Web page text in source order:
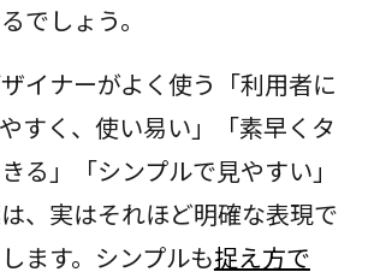
でしょう。
イナーがよく使う「利用者に
すく、使い易い」「素早くタ
る」「シンプルで見やすい」
、実はそれほど明確な表現で
ます。シンプルも捉え方で